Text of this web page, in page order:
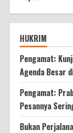
HUKRIM
Pengamat:
Agenda Besar
Pengamat:
Pesannya
Bukan